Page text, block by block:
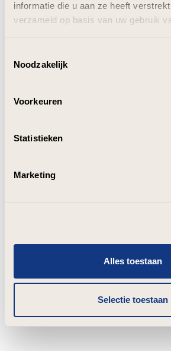
informatie die u aan ze heeft
verzameld op basis van uw gebruik
Noodzakelijk
Voorkeuren
Statistieken
Marketing
Alles toestaan
Selectie toestaan